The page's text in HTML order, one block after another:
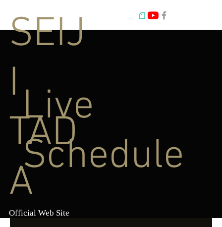
Live
Schedule
SEIJ
I
TAD
A
Official Web Site